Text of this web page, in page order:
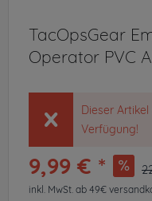
TacOpsGear
Operator PVC
Dieser
Verfügung!
9,99 € *
inkl. MwSt. ab 49€